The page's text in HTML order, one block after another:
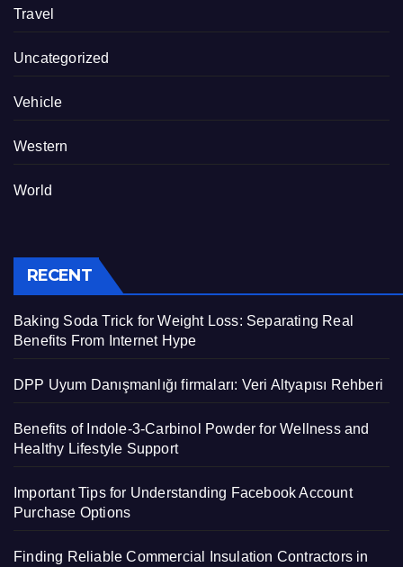
Travel
Uncategorized
Vehicle
Western
World
RECENT
Baking Soda Trick for Weight Loss: Separating Real
Benefits From Internet Hype
DPP Uyum Danışmanlığı firmaları: Veri Altyapısı Rehberi
Benefits of Indole-3-Carbinol Powder for Wellness and
Healthy Lifestyle Support
Important Tips for Understanding Facebook Account
Purchase Options
Finding Reliable Commercial Insulation Contractors in